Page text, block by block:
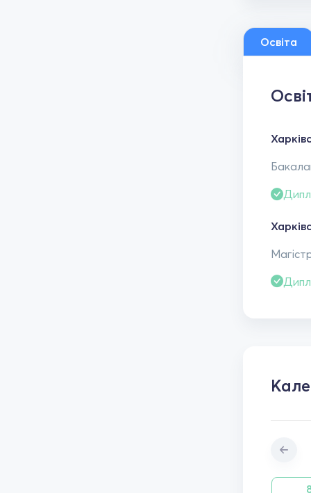
Освіта